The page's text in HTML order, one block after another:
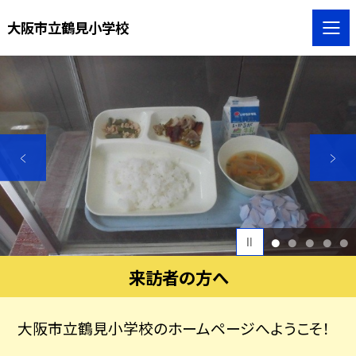
大阪市立鶴見小学校
1 2 3 4 5
来訪者の方へ
大阪市立鶴見小学校のホームページへようこそ！